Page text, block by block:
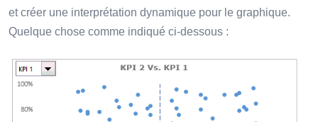
et créer une interprétation dynamique pour le graphique.
Quelque chose comme indiqué ci-dessous :